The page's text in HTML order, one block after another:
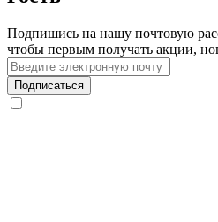
Подпишись на нашу почтовую
чтобы первым получать акции,
Подписаться